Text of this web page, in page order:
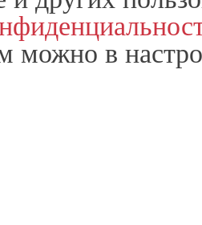
можно в